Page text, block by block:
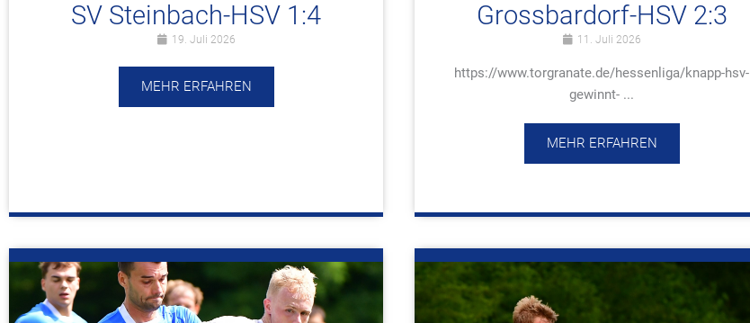
SV Steinbach-HSV 1:4
19. Juli 2026
MEHR ERFAHREN
Grossbardorf-HSV 2:3
11. Juli 2026
https://www.torgranate.de/hessenliga/knapp-hsv-
gewinnt- ...
MEHR ERFAHREN